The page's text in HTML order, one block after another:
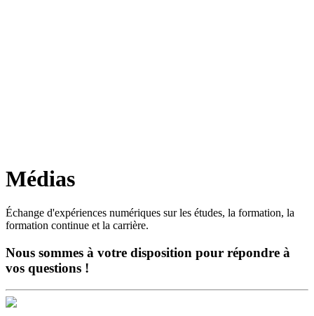
Médias
Échange d'expériences numériques sur les études, la formation, la
formation continue et la carrière.
Nous sommes à votre disposition pour répondre à
vos questions !